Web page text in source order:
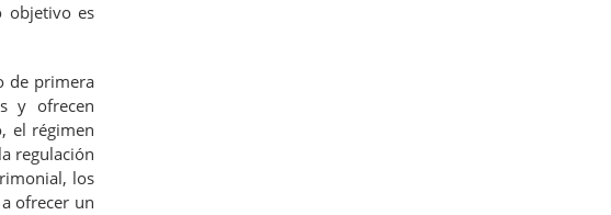
objetivo es
de primera
y ofrecen
el régimen
regulación
los
ofrecer un